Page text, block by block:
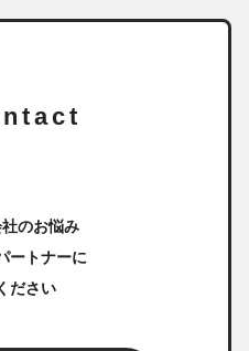
のお悩み
ートナーに
ださい